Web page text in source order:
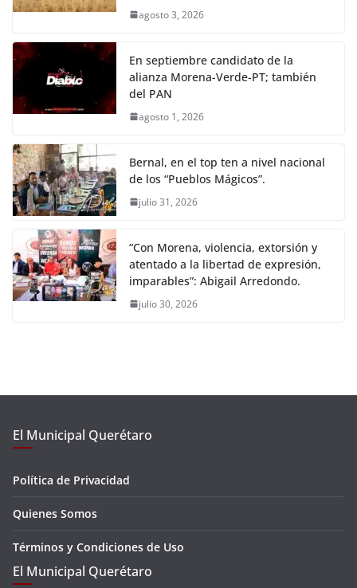
agosto 3, 2026
En septiembre candidato de la
alianza Morena-Verde-PT; también
del PAN
agosto 1, 2026
Bernal, en el top ten a nivel nacional
de los “Pueblos Mágicos”.
julio 31, 2026
“Con Morena, violencia, extorsión y
atentado a la libertad de expresión,
imparables”: Abigail Arredondo.
julio 30, 2026
El Municipal Querétaro
Política de Privacidad
Quienes Somos
Términos y Condiciones de Uso
El Municipal Querétaro